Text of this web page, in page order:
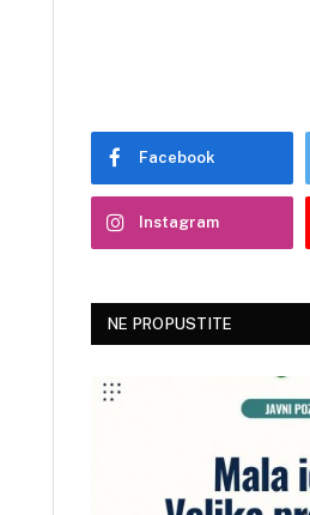
Facebook
Instagram
NE PROPUSTITE